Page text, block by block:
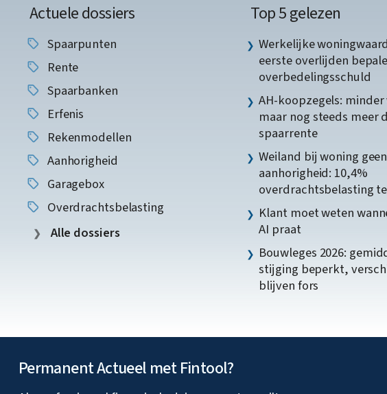
Actuele dossiers
Spaarpunten
Rente
Spaarbanken
Erfenis
Rekenmodellen
Aanhorigheid
Garagebox
Overdrachtsbelasting
Alle dossiers
Top 5 gelezen
Werkelijke
eerste overlijden
overbedelingsschuld
AH-koopzegels:
maar nog steeds meer
spaarrente
Weiland bij woning geen
aanhorigheid: 10,4%
overdrachtsbelasting
Klant moet weten
AI praat
Bouwleges 2026:
stijging beperkt,
blijven fors
Permanent Actueel met Fintool?